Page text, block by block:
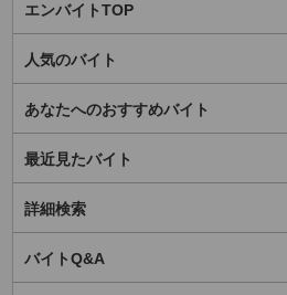
エンバイトTOP
人気のバイト
あなたへのおすすめバイト
最近見たバイト
詳細検索
バイトQ&A